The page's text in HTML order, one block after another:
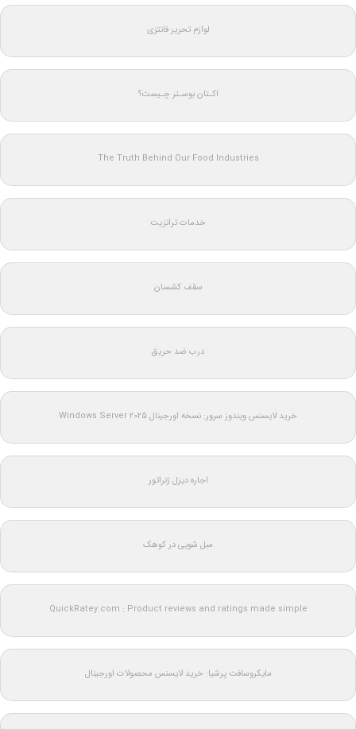
لوازم تحریر فانتزی
اکـتان بوسـتر چـیست؟
The Truth Behind Our Food Industries
خدمات ترانزیت
سقف کشسان
درب ضد حریق
خرید لایسنس ویندوز سرور: نسخه اورجینال Windows Server 2025
اجاره دیزل ژنراتور
مبل شویی در کوهک
QuickRatey.com : Product reviews and ratings made simple
مایکروسافت پرشیا: خرید لایسنس محصولات اورجینال